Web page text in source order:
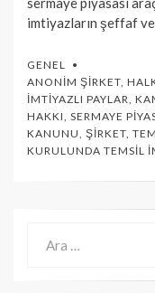
imtiyazların şeffaf
GENEL
ANONIM ŞIRKET,
İMTIYAZLI PAYLAR,
HAKKI, SERMAYE
KANUNU, ŞIRKET,
KURULUNDA TEMSIL